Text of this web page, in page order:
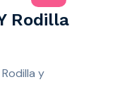
Rodilla
y